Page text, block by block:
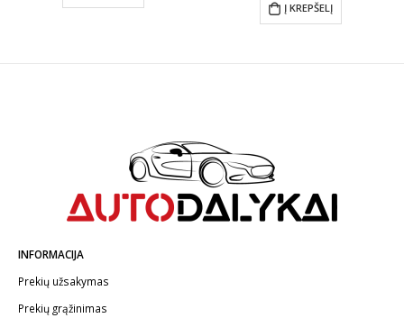
Į KREPŠELĮ
INFORMACIJA
Prekių užsakymas
Prekių grąžinimas